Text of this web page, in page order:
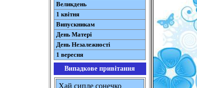
Великдень
1 квітня
Випускникам
День Матері
День Незалежності
1 вересня
Випадкове привітання
Хай сипле сонечко